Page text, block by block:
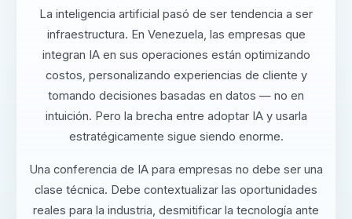
La inteligencia artificial pasó de ser tendencia a ser
infraestructura. En Venezuela, las empresas que
integran IA en sus operaciones están optimizando
costos, personalizando experiencias de cliente y
tomando decisiones basadas en datos — no en
intuición. Pero la brecha entre adoptar IA y usarla
estratégicamente sigue siendo enorme.
Una conferencia de IA para empresas no debe ser una
clase técnica. Debe contextualizar las oportunidades
reales para la industria, desmitificar la tecnología ante